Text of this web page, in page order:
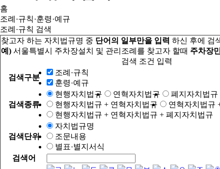
홈
조례·규칙·훈령·예규
조례·규칙 검색
찾고자 하는 자치법규명 중 단어의 일부만을 입력 하신 후에 검
예) 서울특별시 주차장설치 및 관리조례를 찾고자 할때 주차장
검색 조건 입력
검색구분
조례·규칙
훈령·예규
검색종류
현행자치법규 연혁자치법규
폐지자치법규
현행자치법규 + 연혁자치법규
연혁자치법규
현행자치법규 + 연혁자치법규 + 폐지자치법규
검색단위
자치법규명
조문내용
별표·별지서식
검색어